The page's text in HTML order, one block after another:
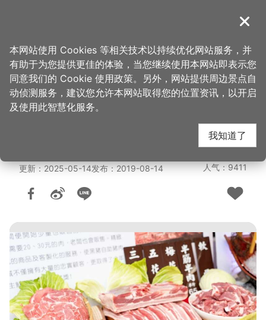
導覽
首页 > 购好物 > 购物快搜
大湳市场-黑猪自助猪
肉城
更新：2025-05-14发布：2019-08-14 人气：9411
关闭
本网站使用 Cookies 等相关技术以持续优化网站服务，并
有助于为您提供更佳的体验，当您继续使用本网站即表示您
同意我们的 Cookie 使用政策。另外，网站提供周边景点自
动侦测服务，建议您允许本网站取得您的位置资讯，以开启
及使用此智慧化服务。
我知道了